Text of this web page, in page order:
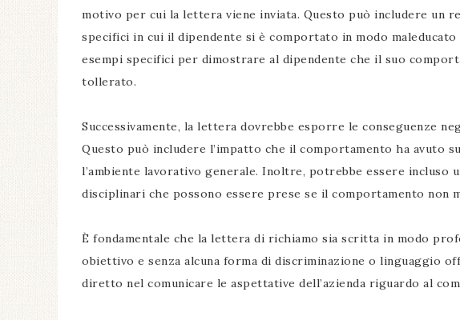
motivo per cui la lettera viene inviata. Questo può includere un
specifici in cui il dipendente si è comportato in modo
esempi specifici per dimostrare al dipendente che il suo
tollerato.
Successivamente, la lettera dovrebbe esporre le conseguenze
Questo può includere l’impatto che il comportamento ha avuto
l’ambiente lavorativo generale. Inoltre, potrebbe essere
disciplinari che possono essere prese se il comportamento non
È fondamentale che la lettera di richiamo sia scritta in modo
obiettivo e senza alcuna forma di discriminazione o linguaggio
diretto nel comunicare le aspettative dell’azienda riguardo al